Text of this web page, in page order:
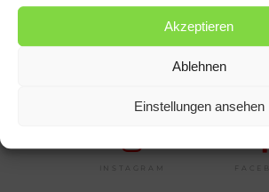
Akzeptieren
Ablehnen
Einstellungen ansehen
nach:
INSTAGRAM